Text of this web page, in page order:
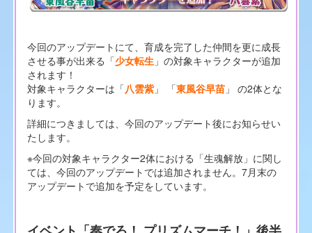
今回のアップデートにて、育成を完了した仲間を更に成長
させる事が出来る「少女転生 」の対象キャラクターが追加
されます！
対象キャラクターは「八雲紫」 「東風谷早苗」 の2体とな
ります。
詳細につきましては、今回のアップデート後にお知らせい
たします。
※今回の対象キャラクター2体における「生魂解放」に関し
ては、今回のアップデートでは追加されません。7月末の
アップデートで追加を予定をしています。